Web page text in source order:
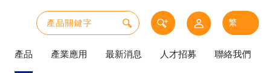
產品 產業應用 最新消息 人才招募 聯絡我們